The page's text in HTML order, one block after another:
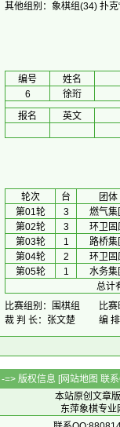
其他组别： 象棋组(34) 扑克
编号 姓名
6
徐珩
报名
英文
轮次 台 团体
第01轮
3 燃气集
第02轮
3 环卫固
第03轮
1 路桥集
第04轮
2 环卫固
第05轮
1 水务集
总计
比赛组别：围棋组
比
裁 判 长：张文楚
编
-=> 版权信息 [网站地图 联
本站原创文章
东萍象棋专